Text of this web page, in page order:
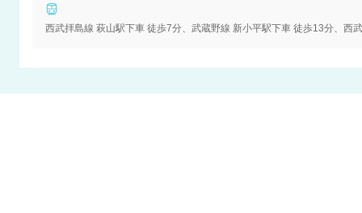
西武拝島線 萩山駅下車 徒歩7分、武蔵野線 新小平駅下車 徒歩13分、西